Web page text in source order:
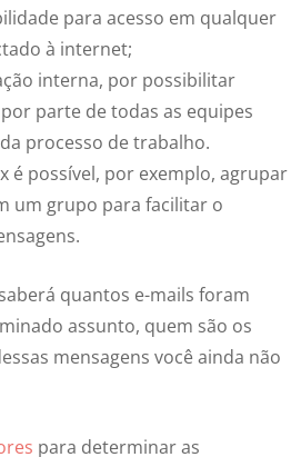
para acesso em qualquer
à internet;
interna, por possibilitar
parte de todas as equipes
processo de trabalho.
é possível, por exemplo, agrupar
um grupo para facilitar o
quantos e-mails foram
assunto, quem são os
mensagens você ainda não
para determinar as